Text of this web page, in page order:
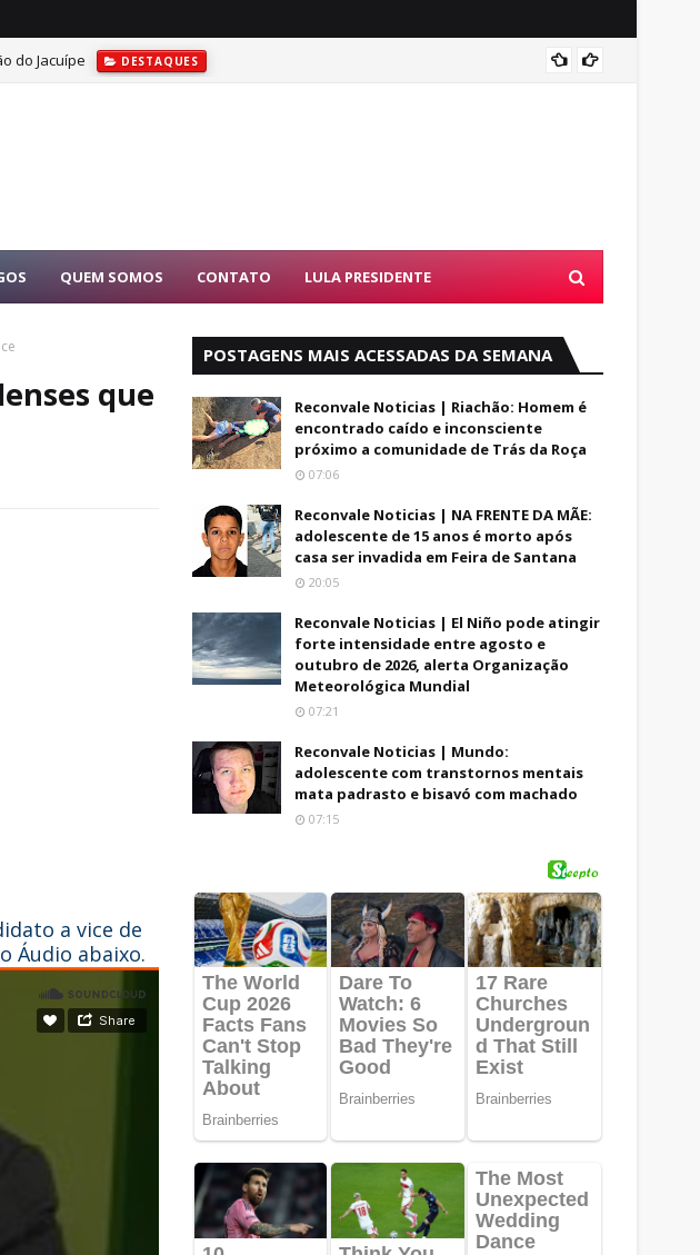
do Jacuípe DESTAQUES
QUEM SOMOS CONTATO LULA PRESIDENTE
que
a vice de
Áudio abaixo.
POSTAGENS MAIS ACESSADAS DA SEMANA
Reconvale Noticias | Riachão: Homem é
encontrado caído e inconsciente
próximo a comunidade de Trás da Roça
07:06
Reconvale Noticias | NA FRENTE DA MÃE:
adolescente de 15 anos é morto após
casa ser invadida em Feira de Santana
20:05
Reconvale Noticias | El Niño pode atingir
forte intensidade entre agosto e
outubro de 2026, alerta Organização
Meteorológica Mundial
07:21
Reconvale Noticias | Mundo:
adolescente com transtornos mentais
mata padrasto e bisavó com machado
07:15